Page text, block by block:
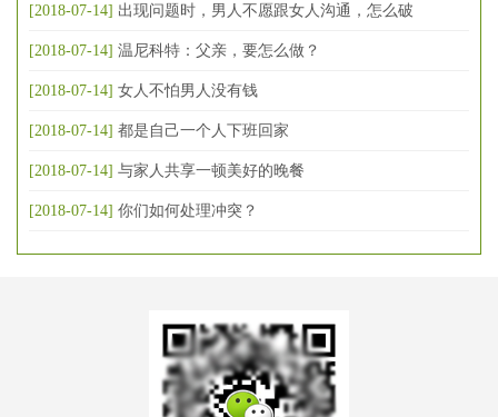
[2018-07-14] 出现问题时，男人不愿跟女人沟通，怎么破
[2018-07-14] 温尼科特：父亲，要怎么做？
[2018-07-14] 女人不怕男人没有钱
[2018-07-14] 都是自己一个人下班回家
[2018-07-14] 与家人共享一顿美好的晚餐
[2018-07-14] 你们如何处理冲突？